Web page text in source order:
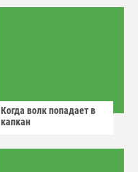
Когда волк попадает в
капкан